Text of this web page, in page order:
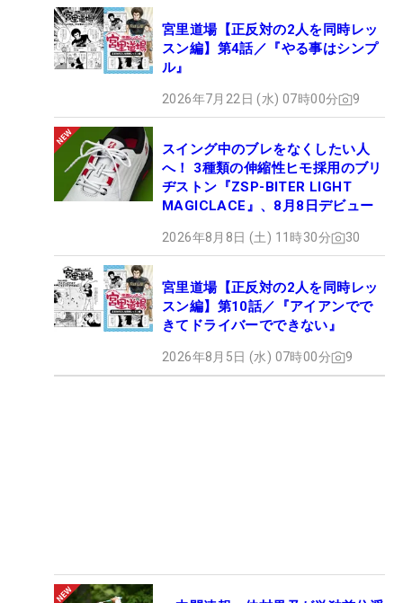
宮里道場【正反対の2人を同時レッ
スン編】第4話／『やる事はシンプ
ル』
2026年7月22日 (水) 07時00分 9
スイング中のブレをなくしたい人
へ！ 3種類の伸縮性ヒモ採用のブリ
ヂストン『ZSP-BITER LIGHT
MAGICLACE』、8月8日デビュー
2026年8月8日 (土) 11時30分 30
宮里道場【正反対の2人を同時レッ
スン編】第10話／『アイアンでで
きてドライバーでできない』
2026年8月5日 (水) 07時00分 9